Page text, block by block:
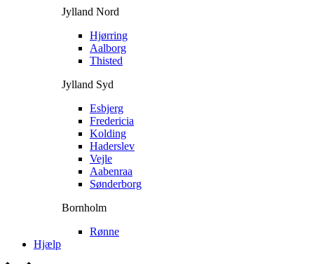
Jylland Nord
Hjørring
Aalborg
Thisted
Jylland Syd
Esbjerg
Fredericia
Kolding
Haderslev
Vejle
Aabenraa
Sønderborg
Bornholm
Rønne
Hjælp